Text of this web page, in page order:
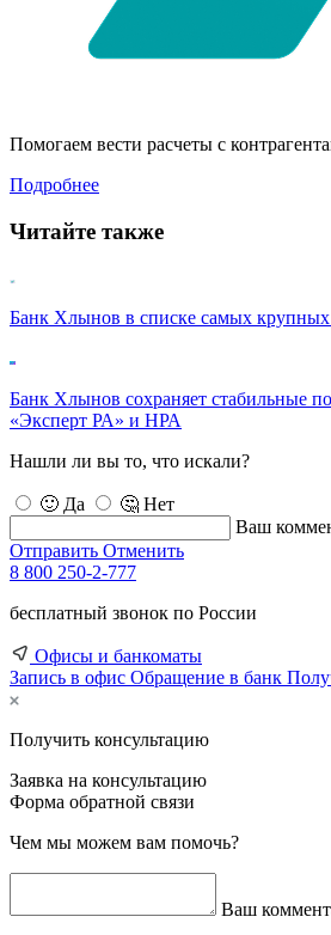
Помогаем вести расчеты с
Подробнее
Читайте также
Банк Хлынов в списке самых крупных
Банк Хлынов сохраняет стабильные
«Эксперт РА» и НРА
Нашли ли вы то, что искали?
🙂 Да
🤔 Нет
Ваш
Отправить Отменить
8 800 250-2-777
бесплатный звонок по России
Офисы и банкоматы
Запись в офис Обращение в банк
Получить консультацию
Заявка на консультацию
Форма обратной связи
Чем мы можем вам помочь?
Ваш